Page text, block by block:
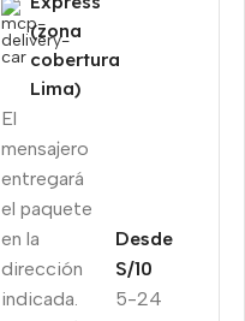
(zona
cobertura
Lima)
El
mensajero
entregará
el paquete
en la
dirección
indicada.
5-24
Desde
S/10